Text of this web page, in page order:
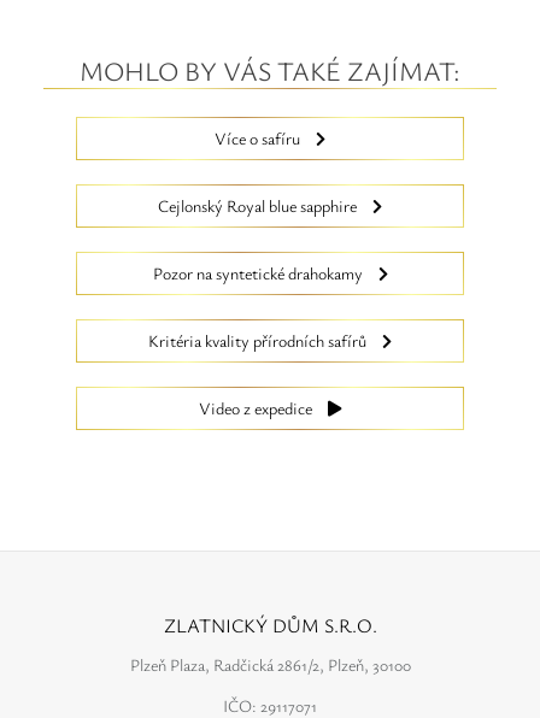
MOHLO BY VÁS TAKÉ ZAJÍMAT:
Více o safíru
Cejlonský Royal blue sapphire
Pozor na syntetické drahokamy
Kritéria kvality přírodních safírů
Video z expedice
ZLATNICKÝ DŮM S.R.O.
Plzeň Plaza, Radčická 2861/2, Plzeň, 30100
IČO: 29117071